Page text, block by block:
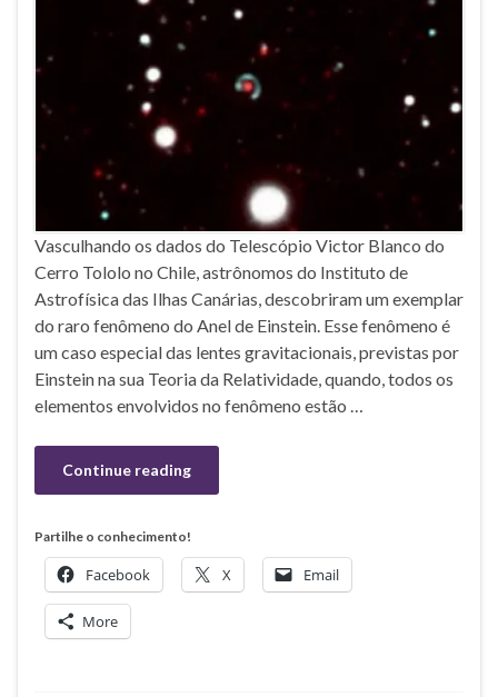
Vasculhando os dados do Telescópio Victor Blanco do
Cerro Tololo no Chile, astrônomos do Instituto de
Astrofísica das Ilhas Canárias, descobriram um exemplar
do raro fenômeno do Anel de Einstein. Esse fenômeno é
um caso especial das lentes gravitacionais, previstas por
Einstein na sua Teoria da Relatividade, quando, todos os
elementos envolvidos no fenômeno estão …
Continue reading
Partilhe o conhecimento!
Facebook X Email
More